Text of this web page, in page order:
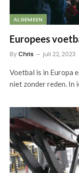
ALGEMEEN
Europees
ByChris juli 22, 2023
Voetbal is in Europa
niet zonder reden. In